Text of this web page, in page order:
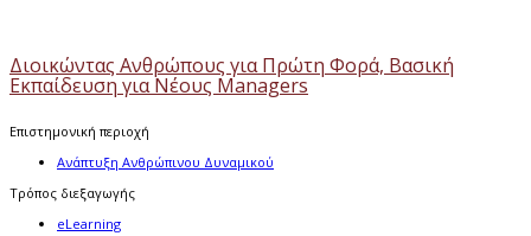
Διοικώντας Ανθρώπους για Πρώτη Φορά, Βασική
Εκπαίδευση για Νέους Managers
Επιστημονική περιοχή
Ανάπτυξη Ανθρώπινου Δυναμικού
Τρόπος διεξαγωγής
eLearning